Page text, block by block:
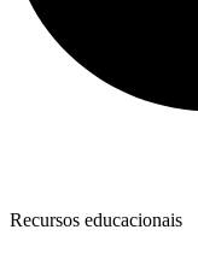
Recursos educacionais